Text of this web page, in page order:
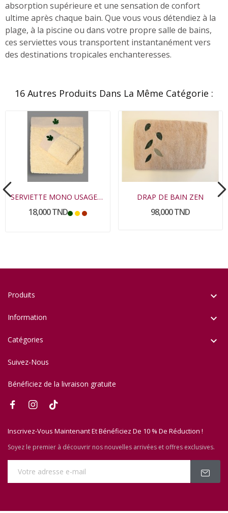
absorption supérieure et une sensation de confort
ultime après chaque bain. Que vous vous détendiez à la
plage, à la piscine ou dans votre propre salle de bains,
ces serviettes vous transportent instantanément vers
des destinations tropicales enchanteresses.
16 Autres Produits Dans La Même Catégorie :
SERVIETTE MONO USAGE KARMA
18,000 TND
DRAP DE BAIN ZEN
98,000 TND
Produits 
Information 
Catégories 
Suivez-Nous
Bénéficiez de la livraison gratuite
Inscrivez-Vous Maintenant Et Bénéficiez De 10 % De Réduction !
Soyez le premier à découvrir nos nouvelles arrivées et offres exclusives.